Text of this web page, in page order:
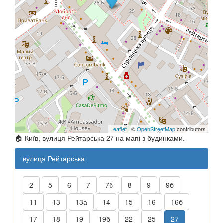
Leaflet| ©OpenStreetMapcontributors
🏠 Київ, вулиця Рейтарська 27 на мапі з будинками.
вулиця Рейтарська
2 5 6 7 7б 8 9
9б
11
13 13а 14 15 16
16б
17
18 19 19б 22 25 27